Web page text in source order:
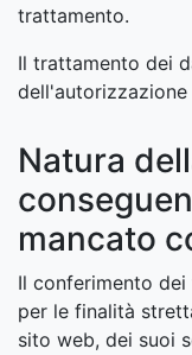
trattamento.
Il trattamento dei
dell'autorizzazione
Natura
mancato
Il conferimento
per le finalità
sito web, dei suoi